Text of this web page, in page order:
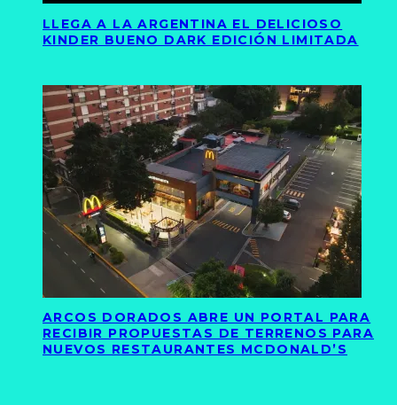
LLEGA A LA ARGENTINA EL DELICIOSO
KINDER BUENO DARK EDICIÓN LIMITADA
ARCOS DORADOS ABRE UN PORTAL PARA
RECIBIR PROPUESTAS DE TERRENOS PARA
NUEVOS RESTAURANTES MCDONALD’S